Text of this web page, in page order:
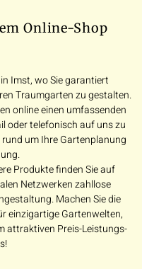
Online-Shop
Imst, wo Sie garantiert
Traumgarten zu gestalten.
online einen umfassenden
oder telefonisch auf uns zu
um Ihre Gartenplanung
Produkte finden Sie auf
Netzwerken zahllose
Machen Sie die
einzigartige Gartenwelten,
attraktiven Preis-Leistungs-